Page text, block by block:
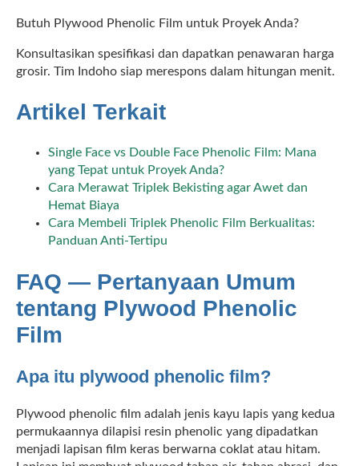
Butuh Plywood Phenolic Film untuk Proyek Anda?
Konsultasikan spesifikasi dan dapatkan penawaran harga
grosir. Tim Indoho siap merespons dalam hitungan menit.
Artikel Terkait
Single Face vs Double Face Phenolic Film: Mana
yang Tepat untuk Proyek Anda?
Cara Merawat Triplek Bekisting agar Awet dan
Hemat Biaya
Cara Membeli Triplek Phenolic Film Berkualitas:
Panduan Anti-Tertipu
FAQ — Pertanyaan Umum
tentang Plywood Phenolic
Film
Apa itu plywood phenolic film?
Plywood phenolic film adalah jenis kayu lapis yang kedua
permukaannya dilapisi resin phenolic yang dipadatkan
menjadi lapisan film keras berwarna coklat atau hitam.